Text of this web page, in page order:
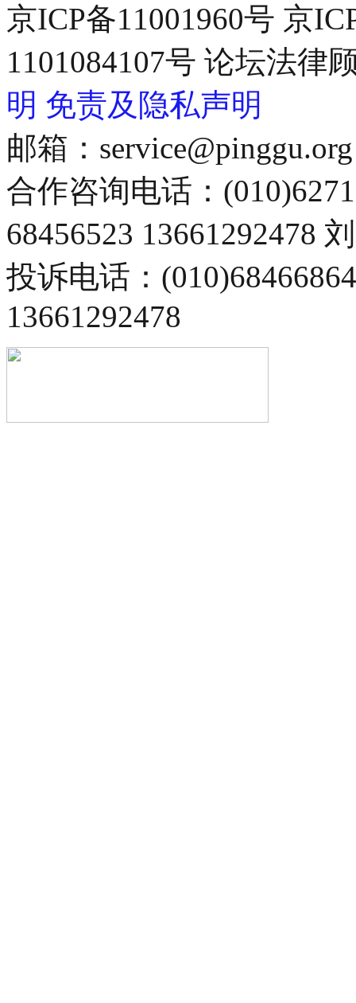
京ICP备11001960号 京
1101084107号 论坛法律
明 免责及隐私声明
邮箱：service@pinggu.org
合作咨询电话：
68456523 13661292478
投诉电话：
13661292478